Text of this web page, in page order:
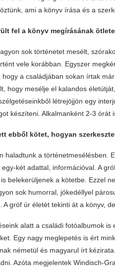
ami a könyv írása és a
fel a könyv megírásának
sok történetet mesélt,
vele korábban. Egyszer
hogy a családjában sokan írtak
hogy mesélje el kalandos
létrejöjjön egy
készíteni. Alkalmanként 2-3 órát
ebből kötet, hogyan
haladtunk a történetmesélésben.
két adattal, információval. A
belekerüljenek a kötetbe. Ezzel
sok humorral, jókedéllyel
A gróf úr életét tekinti át a könyv,
alatt a családi fotóalbumok
Egy nagy meglepetés is ért
németül és magyarul írt
Azóta megjelentek Windisch-